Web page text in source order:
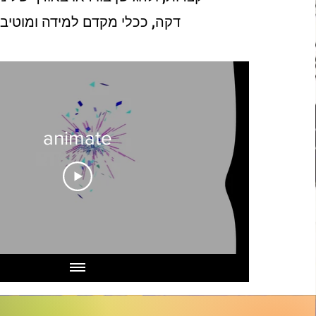
דקה, ככלי מקדם למידה
animate